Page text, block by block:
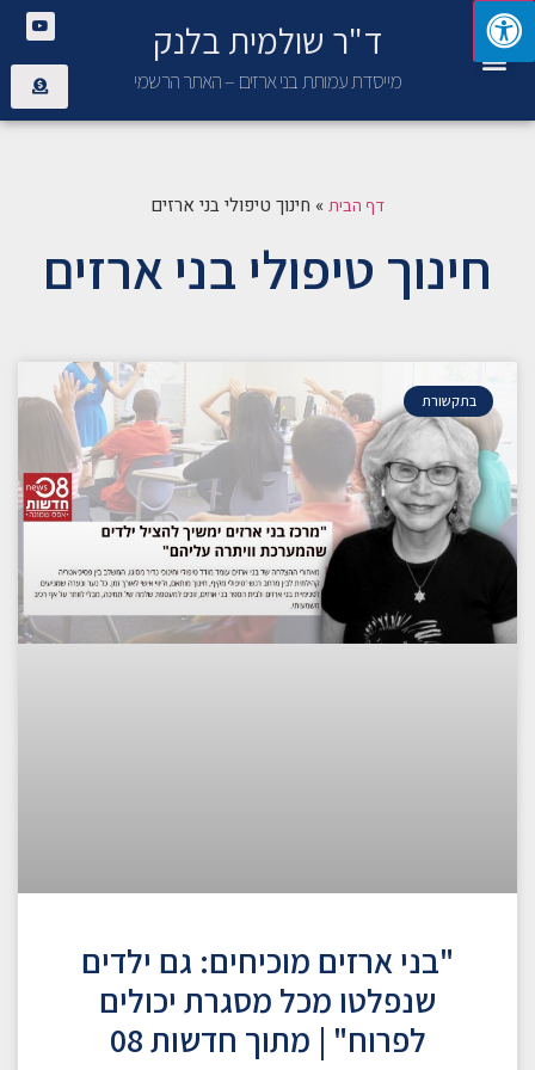
ד"ר שולמית בלנק
מייסדת עמותת בני ארזים – האתר הרשמי
דף הבית » חינוך טיפולי בני ארזים
חינוך טיפולי בני ארזים
בתקשורת
"בני ארזים מוכיחים: גם ילדים
שנפלטו מכל מסגרת יכולים
לפרוח" | מתוך חדשות 08